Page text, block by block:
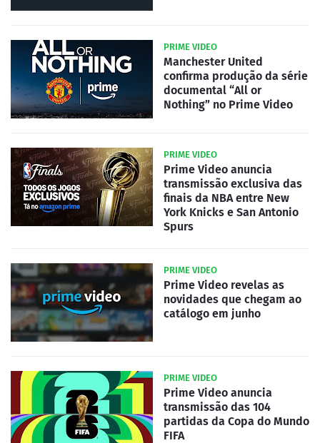
PRIME VIDEO
Manchester United
confirma produção da série
documental “All or
Nothing” no Prime Video
PRIME VIDEO
Prime Video anuncia
transmissão exclusiva das
finais da NBA entre New
York Knicks e San Antonio
Spurs
PRIME VIDEO
Prime Video revelas as
novidades que chegam ao
catálogo em junho
PRIME VIDEO
Prime Video anuncia
transmissão das 104
partidas da Copa do Mundo
FIFA